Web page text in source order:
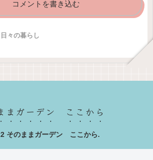
コメントを書き込む
日々の暮らし
まガーデン ここから
そのままガーデン ここから.